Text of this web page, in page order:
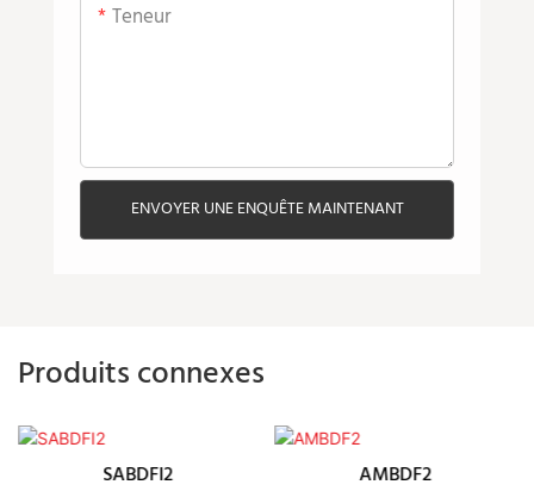
Teneur
ENVOYER UNE ENQUÊTE MAINTENANT
Produits connexes
SABDFI2 AMBDF2